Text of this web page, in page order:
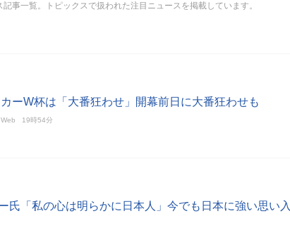
記事一覧。トピックスで扱われた注目ニュースを掲載しています。
ーW杯は「大番狂わせ」開幕前日に大番狂わせも
19時54分
氏「私の心は明らかに日本人」今でも日本に強い思い入